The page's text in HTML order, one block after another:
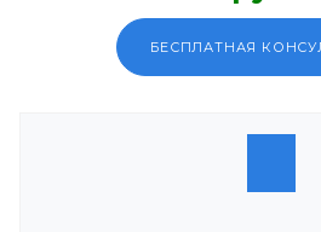
БЕСПЛАТНАЯ